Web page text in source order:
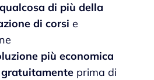
di più della
di corsi e
più economica
prima di